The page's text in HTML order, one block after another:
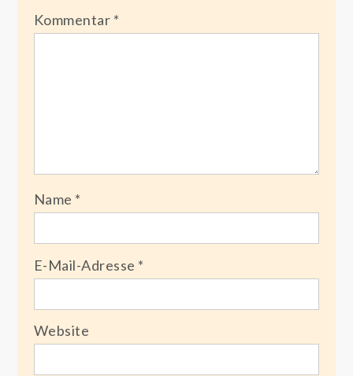
Kommentar *
Name *
E-Mail-Adresse *
Website